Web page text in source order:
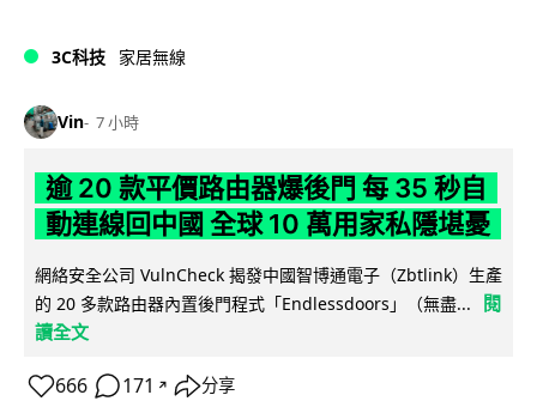
3C科技 家居無線
Vin 7 小時
逾 20 款平價路由器爆後門 每 35 秒自
動連線回中國 全球 10 萬用家私隱堪憂
網絡安全公司 VulnCheck 揭發中國智博通電子（Zbtlink）生產
的 20 多款路由器內置後門程式「Endlessdoors」（無盡...
閱
讀全文
666 171 ↗ 分享